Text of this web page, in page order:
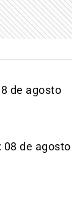
de agosto
08 de agosto